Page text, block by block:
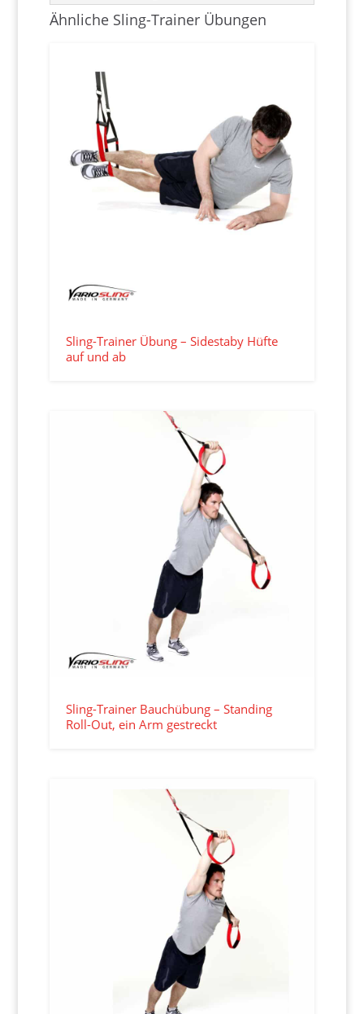
Ähnliche Sling-Trainer Übungen
Sling-Trainer Übung – Sidestaby Hüfte
auf und ab
Sling-Trainer Bauchübung – Standing
Roll-Out, ein Arm gestreckt